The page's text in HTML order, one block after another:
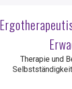
Therapie und